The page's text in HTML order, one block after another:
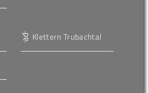
Klettern Trubachtal